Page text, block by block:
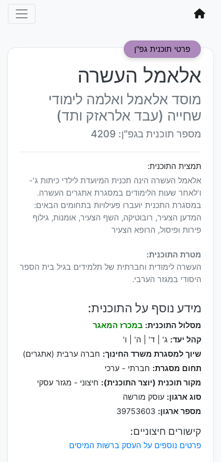
פרטי תוכנית גפ"ן
אלאמל העשרה
מוסד אלאמל ואלמה לימודי
שחייה (עבד אלראזק ותד)
מספר תוכנית בגפ"ן: 4209
תמצית התוכנית:
אלאמל העשרה הינה תכנית המיועדת לילדי כיתות ג'-
ו'לאחר שעות הלימודים במסגרת אתגרים העשרה.
במסגרת התכנית יועברו פעילויות בתחומים הבאים:
המדען הצעיר, רובוטיקה, השף הצעיר, אומנות, גילוף
פירות ופיסול, הרופא הצעיר
מטרת התוכנית:
העשרה לימודית וחברתית של תלמידים בגיל בית הספר
היסודי במגזר הערבי.
מידע נוסף על התוכנית:
מסלול התוכנית: במכרז המאגר
קהל יעד: ג' | ד' | ה' | ו'
שיוך למסגרת משרד החינוך: חברה ערבית (אתגרים)
תחום מסגרת: חברתי - ערכי
מקור תוכנית (יוצר התוכנית): חיצוני - מגזר עסקי
סוג ארגון: עוסק מורשה
מספר ארגון:
קישורים חיצוניים:
פרטים נוספים על העסק ברשות המיסים